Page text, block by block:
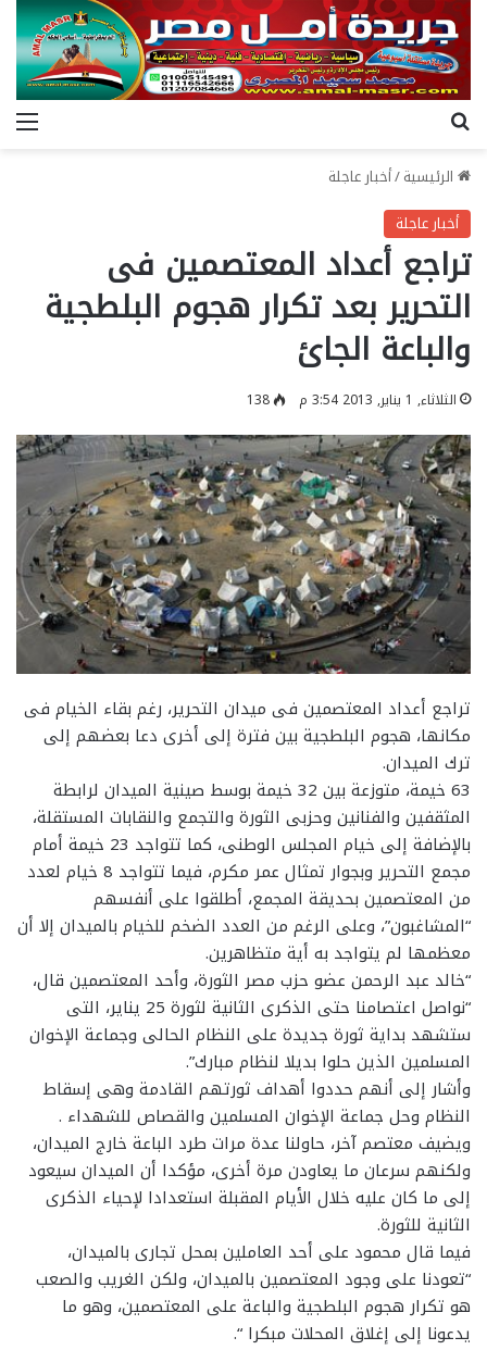
الرئيسية/أخبار عاجلة
أخبار عاجلة
تراجع أعداد المعتصمين فى
التحرير بعد تكرار هجوم البلطجية
والباعة الجائ
الثلاثاء, 1 يناير, 2013 3:54 م 138
تراجع أعداد المعتصمين فى ميدان التحرير، رغم بقاء الخيام فى
مكانها، هجوم البلطجية بين فترة إلى أخرى دعا بعضهم إلى
ترك الميدان.
63 خيمة، متوزعة بين 32 خيمة بوسط صينية الميدان لرابطة
المثقفين والفنانين وحزبى الثورة والتجمع والنقابات المستقلة،
بالإضافة إلى خيام المجلس الوطنى، كما تتواجد 23 خيمة أمام
مجمع التحرير وبجوار تمثال عمر مكرم، فيما تتواجد 8 خيام لعدد
من المعتصمين بحديقة المجمع، أطلقوا على أنفسهم
“المشاغبون”، وعلى الرغم من العدد الضخم للخيام بالميدان إلا أن
معظمها لم يتواجد به أية متظاهرين.
“خالد عبد الرحمن عضو حزب مصر الثورة، وأحد المعتصمين قال،
“نواصل اعتصامنا حتى الذكرى الثانية لثورة 25 يناير، التى
ستشهد بداية ثورة جديدة على النظام الحالى وجماعة الإخوان
المسلمين الذين حلوا بديلا لنظام مبارك”.
وأشار إلى أنهم حددوا أهداف ثورتهم القادمة وهى إسقاط
النظام وحل جماعة الإخوان المسلمين والقصاص للشهداء .
ويضيف معتصم آخر، حاولنا عدة مرات طرد الباعة خارج الميدان،
ولكنهم سرعان ما يعاودن مرة أخرى، مؤكدا أن الميدان سيعود
إلى ما كان عليه خلال الأيام المقبلة استعدادا لإحياء الذكرى
الثانية للثورة.
فيما قال محمود على أحد العاملين بمحل تجارى بالميدان،
“تعودنا على وجود المعتصمين بالميدان، ولكن الغريب والصعب
هو تكرار هجوم البلطجية والباعة على المعتصمين، وهو ما
يدعونا إلى إغلاق المحلات مبكرا “.